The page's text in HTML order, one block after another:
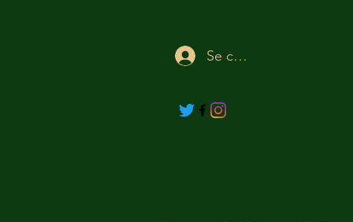
Se connecter